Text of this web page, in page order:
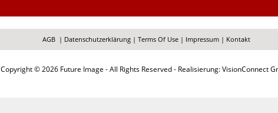
AGB | Datenschutzerklärung| Terms Of Use| Impressum| Kontakt
Copyright © 2026 Future Image - All Rights Reserved - Realisierung: VisionConnect